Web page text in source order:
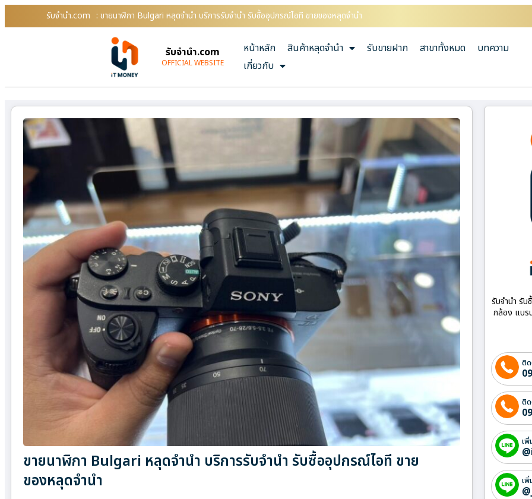
รับจํานํา.com : ขายนาฬิกา Bulgari หลุดจำนำ บริการรับจำนำ รับซื้ออุปกรณ์ไอที ขายของหลุดจำนำ
รับจํานํา.com
OFFICIAL WEBSITE
หน้าหลัก สินค้าหลุดจำนำ รับขายฝาก สาขาทั้งหมด
บทความ
เกี่ยวกับ
ขายนาฬิกา Bulgari หลุดจำนำ บริการรับจำนำ รับซื้ออุปกรณ์ไอที ขาย
ของหลุดจำนำ
รับจำนำ รั
กล้อง แบร
ติ
ติ
เ
เ